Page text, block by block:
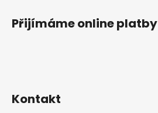
Přijímáme online platby
Kontakt